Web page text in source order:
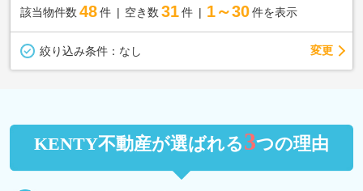
該当物件数 48件 空き数 31 件 1～30 件を表示
絞り込み条件： なし 変更
KENTY不動産が選ばれる3つの理由